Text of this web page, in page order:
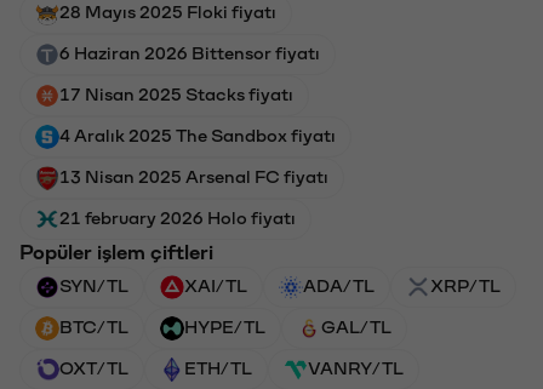
28 Mayıs 2025 Floki fiyatı
6 Haziran 2026 Bittensor fiyatı
17 Nisan 2025 Stacks fiyatı
4 Aralık 2025 The Sandbox fiyatı
13 Nisan 2025 Arsenal FC fiyatı
21 february 2026 Holo fiyatı
Popüler işlem çiftleri
SYN/TL XAI/TL ADA/TL XRP/TL
BTC/TL HYPE/TL GAL/TL
OXT/TL ETH/TL VANRY/TL